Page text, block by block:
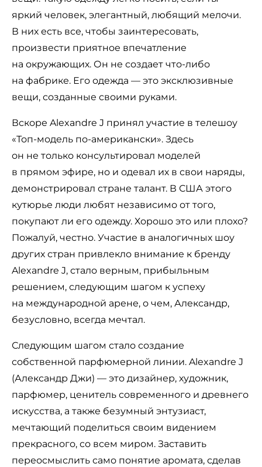
яркий человек, элегантный, любящий мелочи.
В них есть все, чтобы заинтересовать,
произвести приятное впечатление
на окружающих. Он не создает что-либо
на фабрике. Его одежда — это эксклюзивные
вещи, созданные своими руками.
Вскоре Alexandre J принял участие в телешоу
«Топ-модель по-американски». Здесь
он не только консультировал моделей
в прямом эфире, но и одевал их в свои наряды,
демонстрировал стране талант. В США этого
кутюрье люди любят независимо от того,
покупают ли его одежду. Хорошо это или плохо?
Пожалуй, честно. Участие в аналогичных шоу
других стран привлекло внимание к бренду
Alexandre J, стало верным, прибыльным
решением, следующим шагом к успеху
на международной арене, о чем, Александр,
безусловно, всегда мечтал.
Следующим шагом стало создание
собственной парфюмерной линии. Alexandre J
(Александр Джи) — это дизайнер, художник,
парфюмер, ценитель современного и древнего
искусства, а также безумный энтузиаст,
мечтающий поделиться своим видением
прекрасного, со всем миром. Заставить
переосмыслить само понятие аромата, сделав